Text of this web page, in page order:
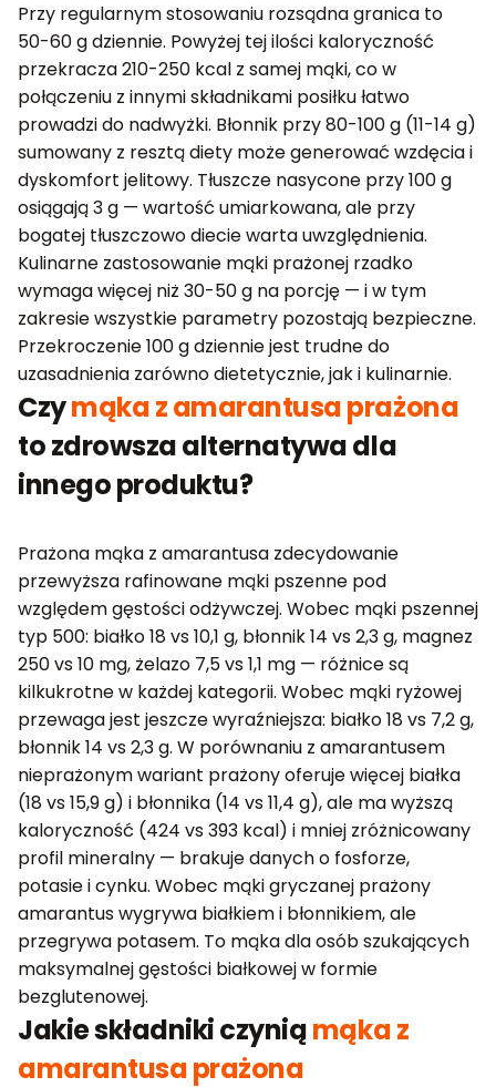
Przy regularnym stosowaniu rozsądna granica to
50-60 g dziennie. Powyżej tej ilości kaloryczność
przekracza 210-250 kcal z samej mąki, co w
połączeniu z innymi składnikami posiłku łatwo
prowadzi do nadwyżki. Błonnik przy 80-100 g (11-14 g)
sumowany z resztą diety może generować wzdęcia i
dyskomfort jelitowy. Tłuszcze nasycone przy 100 g
osiągają 3 g — wartość umiarkowana, ale przy
bogatej tłuszczowo diecie warta uwzględnienia.
Kulinarne zastosowanie mąki prażonej rzadko
wymaga więcej niż 30-50 g na porcję — i w tym
zakresie wszystkie parametry pozostają bezpieczne.
Przekroczenie 100 g dziennie jest trudne do
uzasadnienia zarówno dietetycznie, jak i kulinarnie.
Czymąka z amarantusa prażona
to zdrowsza alternatywa dla
innego produktu?
Prażona mąka z amarantusa zdecydowanie
przewyższa rafinowane mąki pszenne pod
względem gęstości odżywczej. Wobec mąki pszennej
typ 500: białko 18 vs 10,1 g, błonnik 14 vs 2,3 g, magnez
250 vs 10 mg, żelazo 7,5 vs 1,1 mg — różnice są
kilkukrotne w każdej kategorii. Wobec mąki ryżowej
przewaga jest jeszcze wyraźniejsza: białko 18 vs 7,2 g,
błonnik 14 vs 2,3 g. W porównaniu z amarantusem
nieprażonym wariant prażony oferuje więcej białka
(18 vs 15,9 g) i błonnika (14 vs 11,4 g), ale ma wyższą
kaloryczność (424 vs 393 kcal) i mniej zróżnicowany
profil mineralny — brakuje danych o fosforze,
potasie i cynku. Wobec mąki gryczanej prażony
amarantus wygrywa białkiem i błonnikiem, ale
przegrywa potasem. To mąka dla osób szukających
maksymalnej gęstości białkowej w formie
bezglutenowej.
Jakie składniki czyniąmąka z
amarantusa prażona